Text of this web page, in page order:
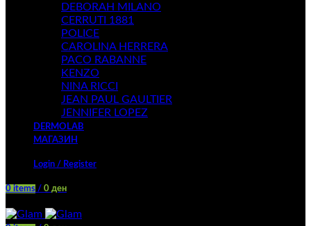
DEBORAH MILANO
CERRUTI 1881
POLICE
CAROLINA HERRERA
PACO RABANNE
KENZO
NINA RICCI
JEAN PAUL GAULTIER
JENNIFER LOPEZ
DERMOLAB
МАГАЗИН
Login / Register
0 items / 0 ден